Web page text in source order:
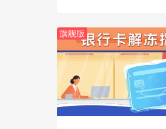
旗舰版
预览
使用